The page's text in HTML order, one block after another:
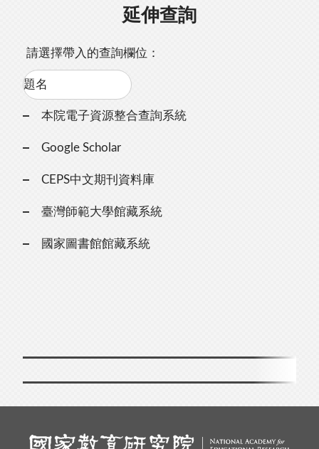
延伸查詢
請選擇帶入的查詢欄位：
本院電子資源整合查詢系統
Google Scholar
CEPS中文期刊資料庫
臺灣師範大學館藏系統
國家圖書館館藏系統